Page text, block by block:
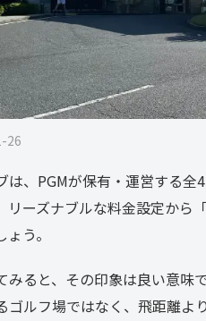
26
は、PGMが保有・運営する
リーズナブルな料金設定から
う。
みると、その印象は良い意味
ゴルフ場ではなく、飛距離よ